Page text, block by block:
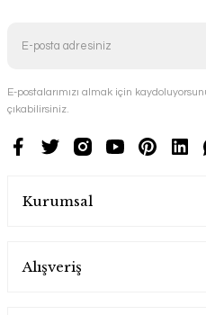
E-postalarımızı almak için
çıkabilirsiniz.
Kurumsal
Alışveriş